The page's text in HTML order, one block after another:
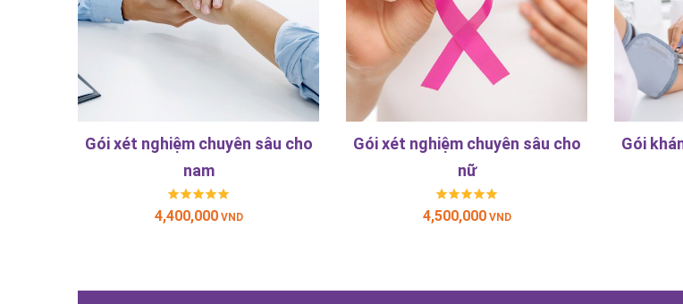
Gói xét nghiệm chuyên sâu cho
nam
4,400,000 VND
Gói xét nghiệm chuyên sâu cho
nữ
4,500,000 VND
Gói